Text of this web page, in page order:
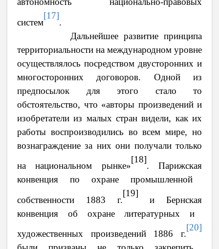
систем
[17]
.
Дальнейшее развитие принципа
территориальности на международном уровне
осуществлялось посредством двусторонних и
многосторонних договоров. Одной из
предпосылок для этого стало то
обстоятельство, что «авторы произведений и
изобретатели из малых стран видели, как их
работы воспроизводились вовсем мире, но
вознаграждение за них они получали только
на национальном рынке»
[18]
.Парижская
конвенция по охране промышленной
собственности 1883 г.
[19]
и Бернская
конвенция об охране литературных и
художественных произведений 1886 г.
[20]